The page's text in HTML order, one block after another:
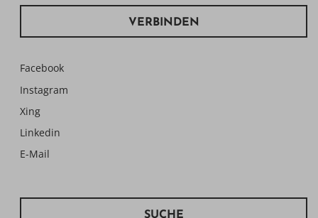
VERBINDEN
Facebook
Instagram
Xing
Linkedin
E-Mail
SUCHE